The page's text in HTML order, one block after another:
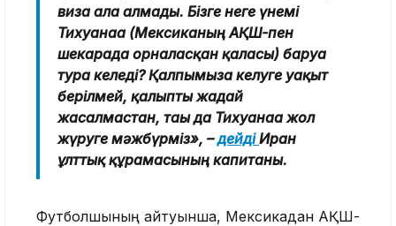
виза ала алмады. Бізге неге үнемі
Тихуанаға (Мексиканың АҚШ-пен
шекарада орналасқан қаласы) баруға
тура келеді? Қалпымызға келуге уақыт
берілмей, қалыпты жағдай
жасалмастан, тағы да Тихуанаға жол
жүруге мәжбүрміз», –дейдіИран
ұлттық құрамасының капитаны.
Футболшының айтуынша, Мексикадан АҚШ-